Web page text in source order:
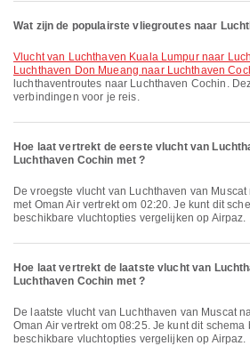
Wat zijn de populairste vliegroutes naar
vlucht van Luchthaven Kuala Lumpur naar
Luchthaven Don Mueang naar Luchthaven
luchthaventroutes naar Luchthaven Cochin.
verbindingen voor je reis.
Hoe laat vertrekt de eerste vlucht van
Luchthaven Cochin met ?
De vroegste vlucht van Luchthaven van Muscat naar Luchthaven Cochin
met Oman Air vertrekt om 02:20. Je kunt dit
beschikbare vluchtopties vergelijken op Airpaz.
Hoe laat vertrekt de laatste vlucht van
Luchthaven Cochin met ?
De laatste vlucht van Luchthaven van Muscat naar Luchthaven Cochin met
Oman Air vertrekt om 08:25. Je kunt dit
beschikbare vluchtopties vergelijken op Airpaz.